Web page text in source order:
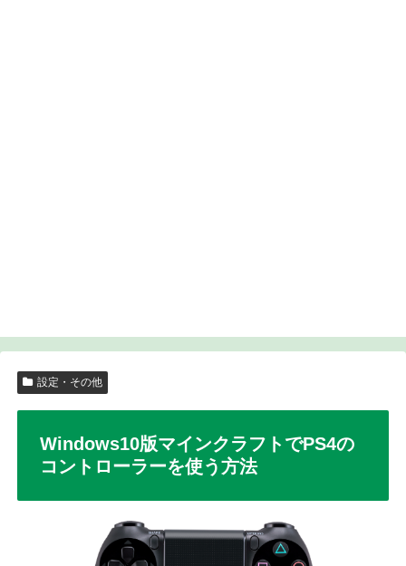
設定・その他
Windows10版マインクラフトでPS4の
コントローラーを使う方法